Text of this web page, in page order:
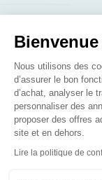
Nous utilisons des
d’assurer le bon
d’achat, analyser le
personnaliser des
proposer des offres
site et en dehors.
Lire la politique de
Ces